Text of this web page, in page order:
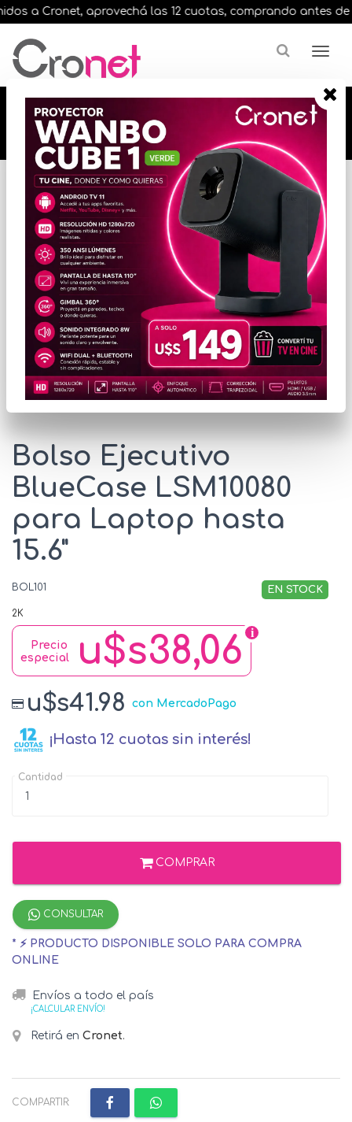
a Cronet, aprovechá las 12 cuotas, comprando antes de
🔥🔥🔥 12 cuotas, en todos nuestros artículos,
comprando antes de las 13 hrs. envíos en el
día 🔥🔥🔥
Inicio
VARIOS INFORMATICA
ACCESORIOS VARIOS
Bolso Ejecutivo
BlueCase LSM10080
para Laptop hasta
15.6"
BOL101 EN STOCK
2K
u$s38,06
Precio
especial
u$s41.98 con MercadoPago
¡Hasta 12 cuotas sin interés!
Cantidad
COMPRAR
CONSULTAR
* ⚡ PRODUCTO DISPONIBLE SOLO PARA COMPRA
ONLINE
Envíos a todo el país
¡CALCULAR ENVÍO!
Retirá en Cronet.
COMPARTIR: